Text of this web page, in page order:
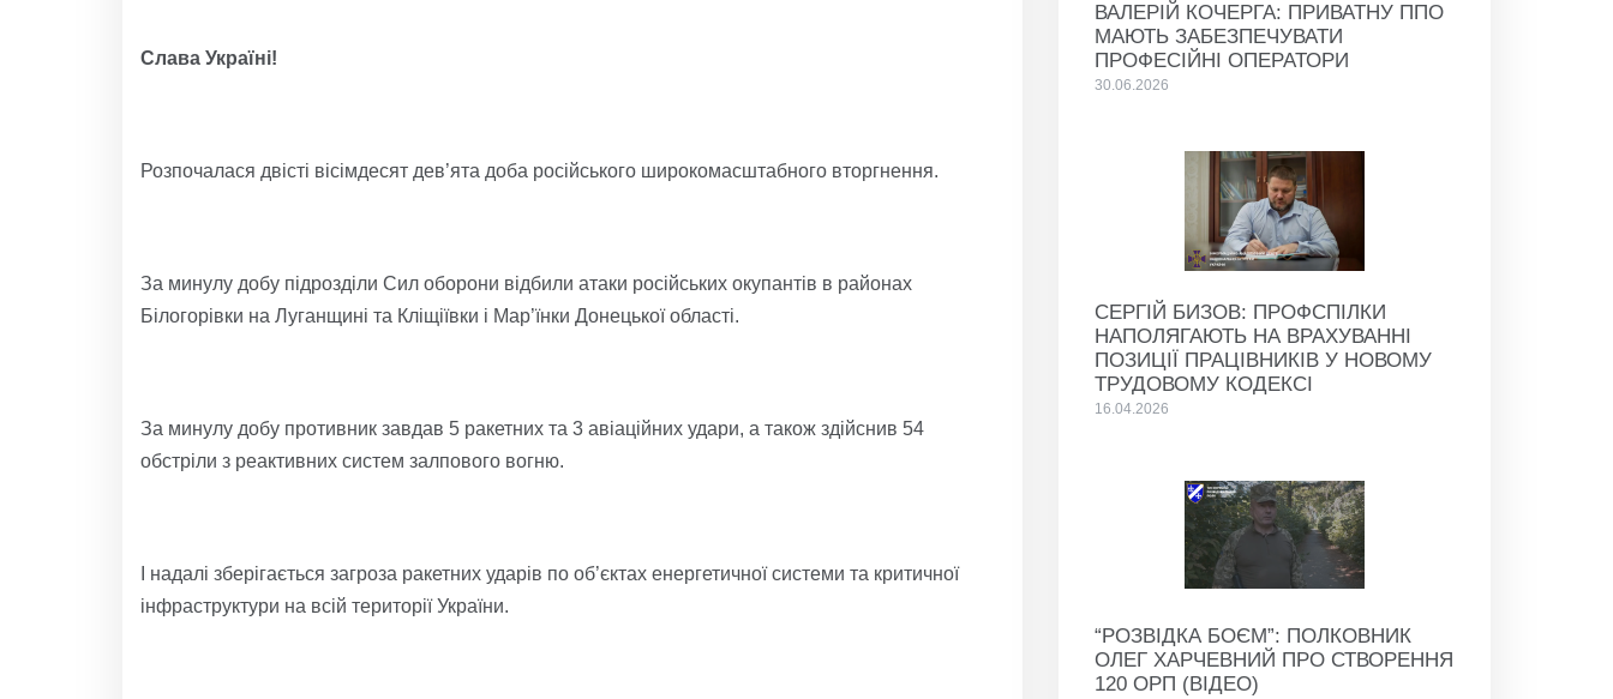
Слава Україні!
Розпочалася двісті вісімдесят дев’ята доба російського широкомасштабного вторгнення.
За минулу добу підрозділи Сил оборони відбили атаки російських окупантів в районах
Білогорівки на Луганщині та Кліщіївки і Мар’їнки Донецької області.
За минулу добу противник завдав 5 ракетних та 3 авіаційних удари, а також здійснив 54
обстріли з реактивних систем залпового вогню.
І надалі зберігається загроза ракетних ударів по об’єктах енергетичної системи та критичної
інфраструктури на всій території України.
ВАЛЕРІЙ КОЧЕРГА: ПРИВАТНУ ППО
МАЮТЬ ЗАБЕЗПЕЧУВАТИ
ПРОФЕСІЙНІ ОПЕРАТОРИ
30.06.2026
СЕРГІЙ БИЗОВ: ПРОФСПІЛКИ
НАПОЛЯГАЮТЬ НА ВРАХУВАННІ
ПОЗИЦІЇ ПРАЦІВНИКІВ У НОВОМУ
ТРУДОВОМУ КОДЕКСІ
16.04.2026
“РОЗВІДКА БОЄМ”: ПОЛКОВНИК
ОЛЕГ ХАРЧЕВНИЙ ПРО СТВОРЕННЯ
120 ОРП (ВІДЕО)